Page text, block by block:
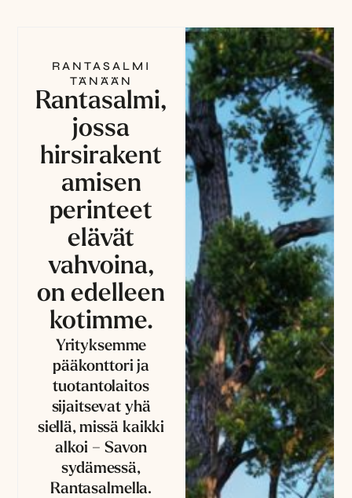
RANTASALMI
TÄNÄÄN
Rantasalmi,
jossa
hirsirakent
amisen
perinteet
elävät
vahvoina,
on edelleen
kotimme.
Yrityksemme
pääkonttori ja
tuotantolaitos
sijaitsevat yhä
siellä, missä kaikki
alkoi – Savon
sydämessä,
Rantasalmella.